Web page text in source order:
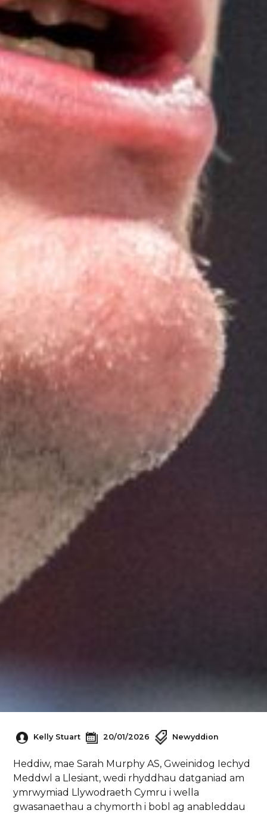
Kelly Stuart 20/01/2026 Newyddion
Heddiw, mae Sarah Murphy AS, Gweinidog Iechyd
Meddwl a Llesiant, wedi rhyddhau datganiad am
ymrwymiad Llywodraeth Cymru i wella
gwasanaethau a chymorth i bobl ag anableddau